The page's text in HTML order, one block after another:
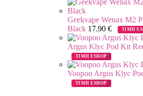
Geekvape Wenax M2
Black 17.90 € ΤΙΜΗ
Argus Klyc Pod Kit
ΤΙΜΗ ESHOP
Voopoo Argus Klyc
ΤΙΜΗ ESHOP